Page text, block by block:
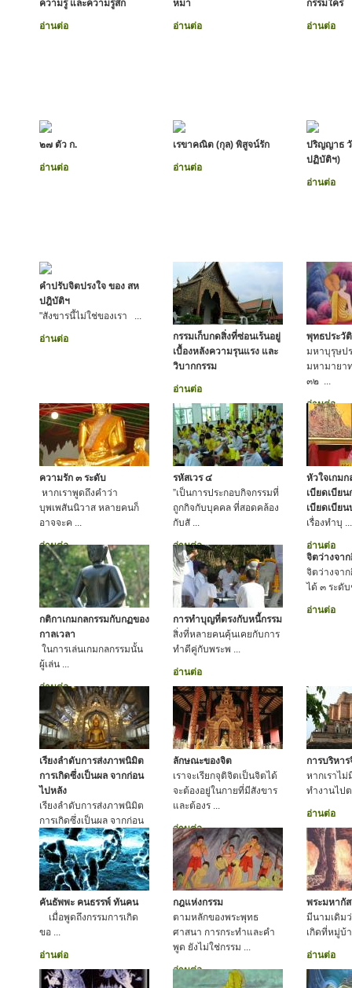
ความรู้ และความรู้สึก
อ่านต่อ
หมา
อ่านต่อ
กรรมใคร
อ่านต่อ
๒๗ ตัว ก.
อ่านต่อ
เรขาคณิต (กุล) พิสูจน์รัก
อ่านต่อ
ปริญญาธ
ปฏิบัติฯ)
อ่านต่อ
คำปรับจิตปรงใจ ของ สห
ปฎิบัติฯ
"สังขารนี้ไม่ใช่ของเรา ...
อ่านต่อ
กรรมเก็บกดสิ่งที่ซ่อนเร้นอยู่
เบื้องหลังความรุนแรง และ
วิบากกรรม
อ่านต่อ
พุทธประวัติ
มหาบุรุษป
มหามายา
๓๒ ...
อ่านต่อ
ความรัก ๓ ระดับ
หากเราพูดถึงคำว่า
บุพเพสันนิวาส หลายคนก็
อาจจะค ...
อ่านต่อ
รหัสเวร ๔
”เป็นการประกอบกิจกรรมที่
ถูกกิจกับบุคคล ที่สอดคล้อง
กับสั ...
อ่านต่อ
หัวใจเกมก
เบียดเบีย
เบียดเบีย
เรื่องทำบุ ...
อ่านต่อ
กติกาเกมกลกรรมกับกฏของ
กาลเวลา
ในการเล่นเกมกลกรรมนั้น
ผู้เล่น ...
อ่านต่อ
การทำบุญที่ตรงกับหนี้กรรม
สิ่งที่หลายคนคุ้นเคยกับการ
ทำดีคู่กับพระพ ...
อ่านต่อ
จิตว่างจาก
จิตว่างจา
ได้ ๓ ระดั
อ่านต่อ
เรียงลำดับการส่งภาพนิมิต
การเกิดซึ่งเป็นผล จากก่อน
ไปหลัง
เรียงลำดับการส่งภาพนิมิต
การเกิดซึ่งเป็นผล จากก่อน
ไปหลัง
อ่านต่อ
ลักษณะของจิต
เราจะเรียกจุติจิตเป็นจิตได้
จะต้องอยู่ในกายที่มีสังขาร
และต้องร ...
อ่านต่อ
การบริหา
หากเราไ
ทำงานไป
อ่านต่อ
คันธัพพะ คนธรรพ์ ทันคน
เมื่อพูดถึงกรรมการเกิด
ขอ ...
อ่านต่อ
กฎแห่งกรรม
ตามหลักของพระพุทธ
ศาสนา การกระทำและคำ
พูด ยังไม่ใช่กรรม ...
อ่านต่อ
พระมหากัส
มีนามเดิม
เกิดที่หมู่บ้
อ่านต่อ